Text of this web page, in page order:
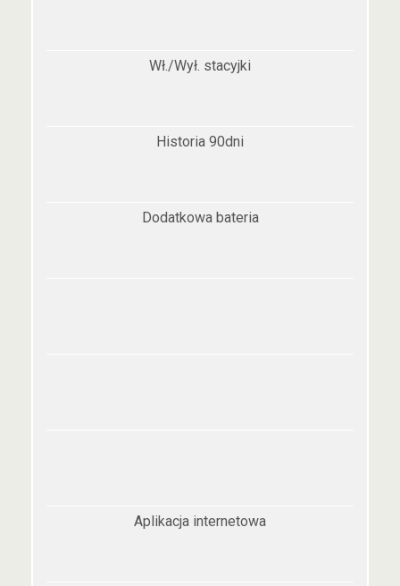
Wł./Wył. stacyjki
Historia 90dni
Dodatkowa bateria
Aplikacja internetowa